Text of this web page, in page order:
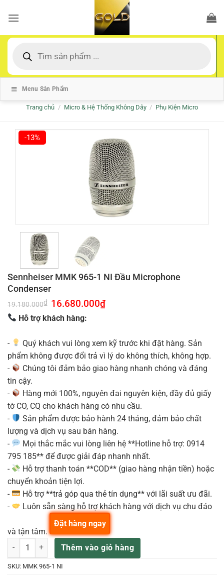
qua
dung
kiếm
Menu Sản Phẩm
Trang chủ / Micro & Hệ Thống Không Dây / Phụ Kiện Micro
-13%
Sennheiser MMK 965-1 NI Đầu Microphone
Condenser
19.180.000₫ Giá
gốc
là:
19.180.000₫.
16.680.000₫Giá
Hỗ trợ khách hàng:
-
Quý khách vui lòng xem kỹ trước khi đặt hàng. Sản
phẩm không được đổi trả vì lý do không thích, không hợp.
-
Chúng tôi đảm bảo giao hàng nhanh chóng và đáng
tin cậy.
-
Hàng mới 100%, nguyên đai nguyên kiện, đầy đủ giấy
tờ CO, CQ cho khách hàng có nhu cầu.
-
Sản phẩm được bảo hành 24 tháng, đảm bảo chất
lượng và dịch vụ sau bán hàng.
-
Mọi thắc mắc vui lòng liên hệ **Hotline hỗ trợ: 0914
795 185** để được giải đáp nhanh nhất.
-
Hỗ trợ thanh toán **COD** (giao hàng nhận tiền) hoặc
chuyển khoản tiện lợi.
-
Hỗ trợ **trả góp qua thẻ tín dụng** với lãi suất ưu đãi.
-
Luôn sẵn sàng hỗ trợ khách hàng với dịch vụ chu đáo
và tận tâm.
Sennheiser MMK 965-1 NI Đầu Microphone Condenser số lượng
Thêm vào giỏ hàng
Đặt hàng ngay
SKU: MMK 965-1 NI